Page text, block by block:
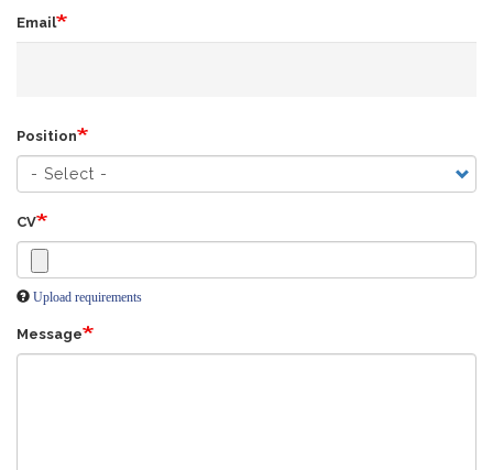
Email
Position
CV
Upload requirements
Message